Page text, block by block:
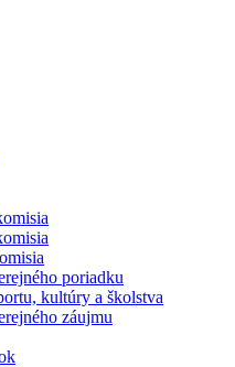
poriadku
kultúry a školstva
záujmu